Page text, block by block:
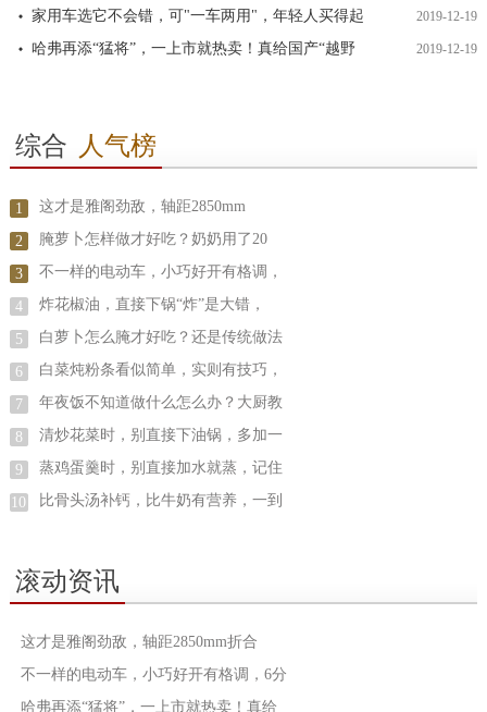
家用车选它不会错，可"一车两用"，年轻人买得起 2019-12-19
哈弗再添“猛将”，一上市就热卖！真给国产“越野 2019-12-19
综合 人气榜
1 这才是雅阁劲敌，轴距2850mm
2 腌萝卜怎样做才好吃？奶奶用了20
3 不一样的电动车，小巧好开有格调，
4 炸花椒油，直接下锅“炸”是大错，
5 白萝卜怎么腌才好吃？还是传统做法
6 白菜炖粉条看似简单，实则有技巧，
7 年夜饭不知道做什么怎么办？大厨教
8 清炒花菜时，别直接下油锅，多加一
9 蒸鸡蛋羹时，别直接加水就蒸，记住
10 比骨头汤补钙，比牛奶有营养，一到
滚动资讯
这才是雅阁劲敌，轴距2850mm折合
不一样的电动车，小巧好开有格调，6分
哈弗再添“猛将”，一上市就热卖！真给